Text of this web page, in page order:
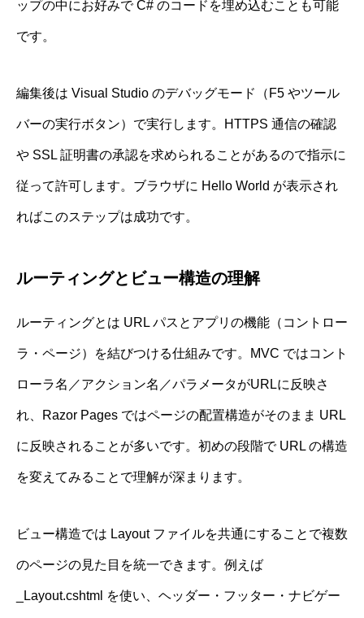
ップの中にお好みで C# のコードを埋め込むことも可能
です。
編集後は Visual Studio のデバッグモード（F5 やツール
バーの実行ボタン）で実行します。HTTPS 通信の確認
や SSL 証明書の承認を求められることがあるので指示に
従って許可します。ブラウザに Hello World が表示され
ればこのステップは成功です。
ルーティングとビュー構造の理解
ルーティングとは URL パスとアプリの機能（コントロー
ラ・ページ）を結びつける仕組みです。MVC ではコント
ローラ名／アクション名／パラメータがURLに反映さ
れ、Razor Pages ではページの配置構造がそのまま URL
に反映されることが多いです。初めの段階で URL の構造
を変えてみることで理解が深まります。
ビュー構造では Layout ファイルを共通にすることで複数
のページの見た目を統一できます。例えば
_Layout.cshtml を使い、ヘッダー・フッター・ナビゲー